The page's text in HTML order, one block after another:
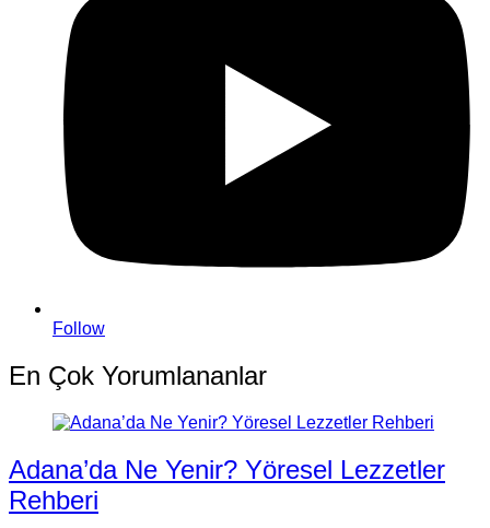
Follow
En Çok Yorumlananlar
Adana’da Ne Yenir? Yöresel Lezzetler
Rehberi